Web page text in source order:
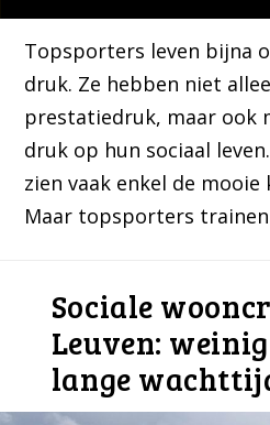
Topsporters leven bijna
druk. Ze hebben niet
prestatiedruk, maar ook
druk op hun sociaal
zien vaak enkel de
Maar topsporters
Sociale
Leuven:
lange